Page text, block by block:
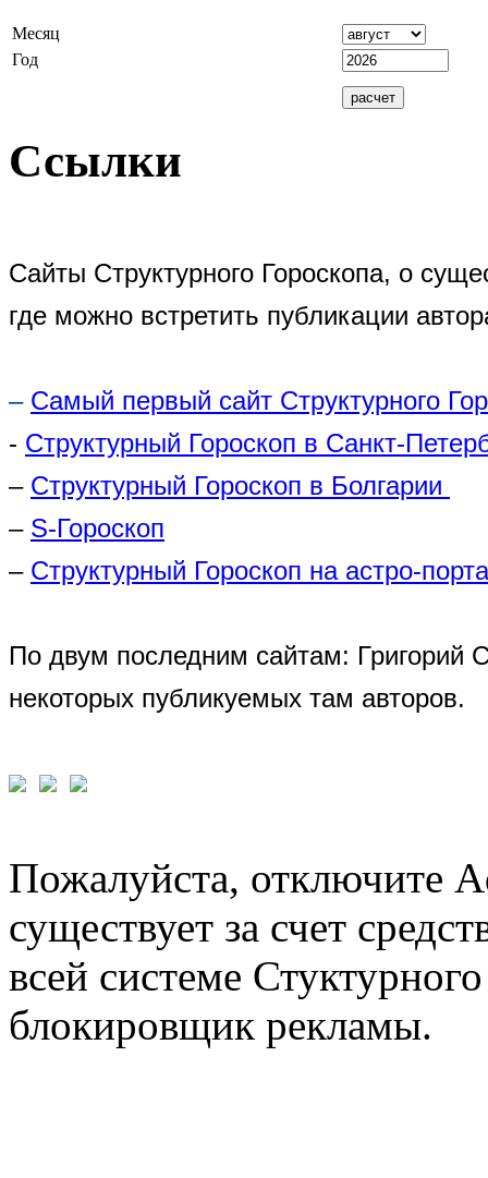
Месяц
Год
Ссылки
Сайты Структурного Гороскопа, о
где можно встретить публикации
– Самый первый сайт Структурного
- Структурный Гороскоп в Санкт-
– Структурный Гороскоп в Болгарии
– S-Гороскоп
– Структурный Гороскоп на астро-
По двум последним сайтам: Григорий
некоторых публикуемых там авторов.
Пожалуйста, отключите
существует за счет
всей системе
блокировщик рекламы.